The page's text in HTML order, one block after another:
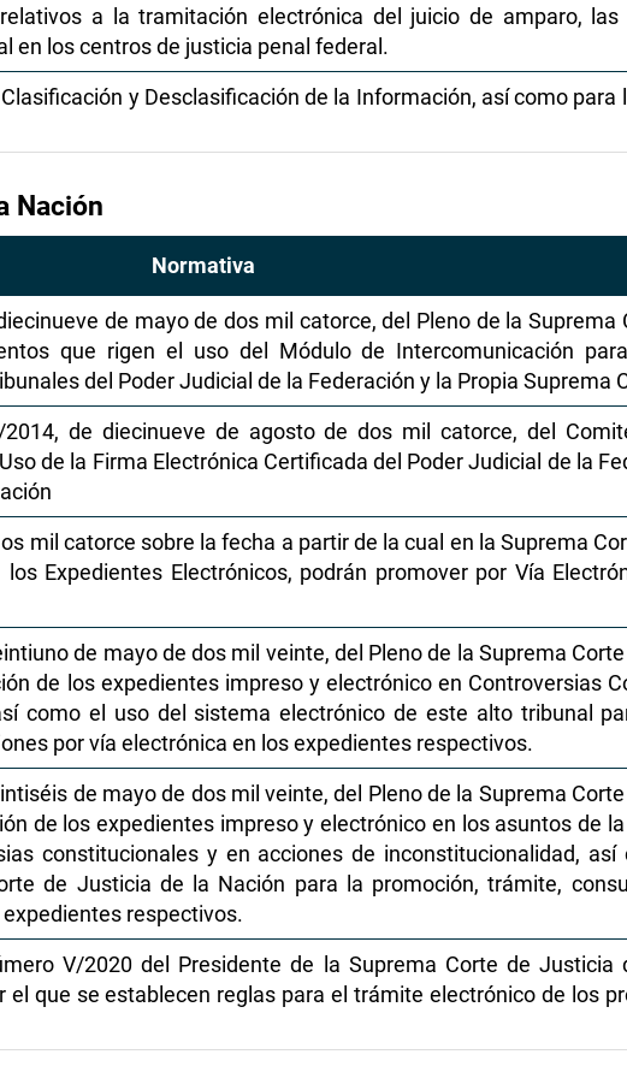
a la tramitación electrónica del juicio de amparo, las
en los centros de justicia penal federal.
y Desclasificación de la Información, así como para
Nación
Normativa
de mayo de dos mil catorce, del Pleno de la Suprema
que rigen el uso del Módulo de Intercomunicación
del Poder Judicial de la Federación y la Propia Suprema
de diecinueve de agosto de dos mil catorce, del
de la Firma Electrónica Certificada del Poder Judicial de la
mil catorce sobre la fecha a partir de la cual en la Suprema
Expedientes Electrónicos, podrán promover por Vía
de mayo de dos mil veinte, del Pleno de la Suprema
de los expedientes impreso y electrónico en Controversias
como el uso del sistema electrónico de este alto tribunal
por vía electrónica en los expedientes respectivos.
de mayo de dos mil veinte, del Pleno de la Suprema
de los expedientes impreso y electrónico en los asuntos de
constitucionales y en acciones de inconstitucionalidad, así
de Justicia de la Nación para la promoción, trámite,
respectivos.
V/2020 del Presidente de la Suprema Corte de Justicia
que se establecen reglas para el trámite electrónico de los